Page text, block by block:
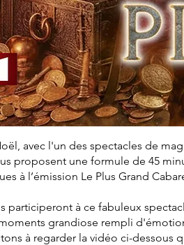
avec l'un des spectacles de
proposent une formule de 45
à l’émission Le Plus Grand
participeront à ce fabuleux
grandiose rempli
à regarder la vidéo ci-dessous